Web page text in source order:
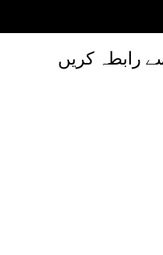
رابطہ کریں